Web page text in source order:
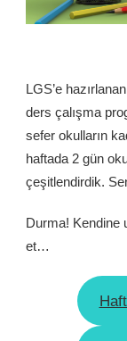
LGS’e
ders çalışma
sefer okulların
haftada 2 gün
çeşitlendirdik.
Durma! Kendine
et…